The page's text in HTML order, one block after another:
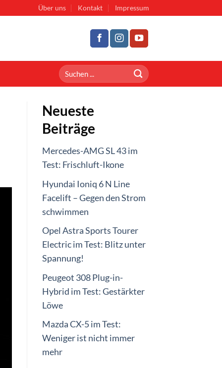
Über uns Kontakt Impressum
Neueste
Beiträge
Mercedes-AMG SL 43 im
Test: Frischluft-Ikone
Hyundai Ioniq 6 N Line
Facelift – Gegen den Strom
schwimmen
Opel Astra Sports Tourer
Electric im Test: Blitz unter
Spannung!
Peugeot 308 Plug-in-
Hybrid im Test: Gestärkter
Löwe
Mazda CX-5 im Test:
Weniger ist nicht immer
mehr